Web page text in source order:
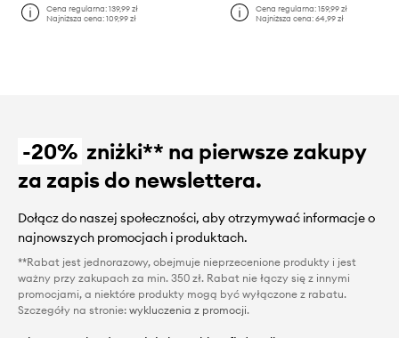
Cena regularna:139,99 zł
Najniższa cena:109,99 zł
Cena regularna: 159,99 zł
Najniższa cena: 64,99 zł
-20% zniżki** na pierwsze zakupy
za zapis do newslettera.
Dołącz do naszej społeczności, aby otrzymywać informacje o
najnowszych promocjach i produktach.
**Rabat jest jednorazowy, obejmuje nieprzecenione produkty i jest
ważny przy zakupach za min. 350 zł. Rabat nie łączy się z innymi
promocjami, a niektóre produkty mogą być wyłączone z rabatu.
Szczegóły na stronie: wykluczenia z promocji.